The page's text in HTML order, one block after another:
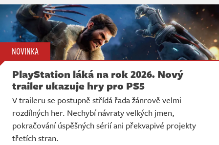
NOVINKA
PlayStation láká na rok 2026. Nový
trailer ukazuje hry pro PS5
V traileru se postupně střídá řada žánrově velmi
rozdílných her. Nechybí návraty velkých jmen,
pokračování úspěšných sérií ani překvapivé projekty
třetích stran.